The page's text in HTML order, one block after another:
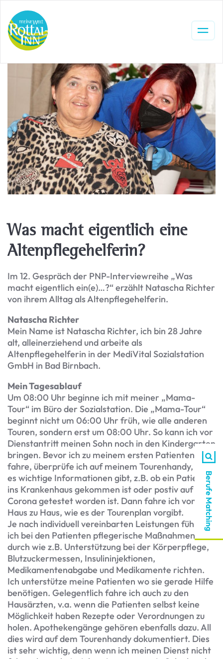
Berufe Matching
Was macht eigentlich eine
Altenpflegehelferin?
Im 12. Gespräch der PNP-Interviewreihe „Was
macht eigentlich ein(e)…?“ erzählt Natascha Richter
von ihrem Alltag als Altenpflegehelferin.
Natascha Richter
Mein Name ist Natascha Richter, ich bin 28 Jahre
alt, alleinerziehend und arbeite als
Altenpflegehelferin in der MediVital Sozialstation
GmbH in Bad Birnbach.
Mein Tagesablauf
Um 08:00 Uhr beginne ich mit meiner „Mama-
Tour“ im Büro der Sozialstation. Die „Mama-Tour“
beginnt nicht um 06:00 Uhr früh, wie alle anderen
Touren, sondern erst um 08:00 Uhr. So kann ich vor
Dienstantritt meinen Sohn noch in den Kindergarten
bringen. Bevor ich zu meinem ersten Patienten
fahre, überprüfe ich auf meinem Tourenhandy, ob
es wichtige Informationen gibt, z.B. ob ein Patient
ins Krankenhaus gekommen ist oder postiv auf
Corona getestet worden ist. Dann fahre ich von
Haus zu Haus, wie es der Tourenplan vorgibt.
Je nach individuell vereinbarten Leistungen führe
ich bei den Patienten pflegerische Maßnahmen
durch wie z.B. Unterstützung bei der Körperpflege,
Blutzuckermessen, Insulininjektionen,
Medikamentenabgabe und Medikamente richten.
Ich unterstütze meine Patienten wo sie gerade Hilfe
benötigen. Gelegentlich fahre ich auch zu den
Hausärzten, v.a. wenn die Patienten selbst keine
Möglichkeit haben Rezepte oder Verordnungen zu
holen. Apothekengänge gehören ebenfalls dazu. All
dies wird auf dem Tourenhandy dokumentiert. Dies
ist sehr wichtig, denn wenn ich meinen Dienst nicht